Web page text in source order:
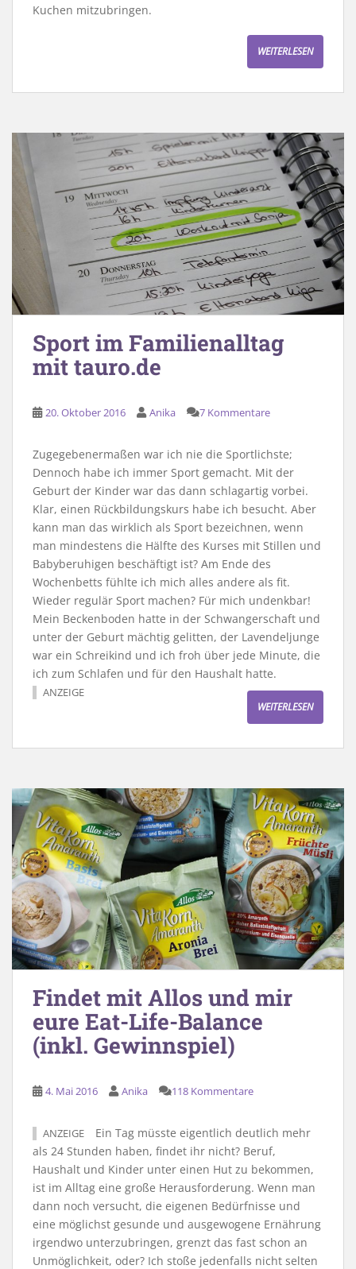
Kuchen mitzubringen.
WEITERLESEN
Sport im Familienalltag
mit tauro.de
20. Oktober 2016 Anika 7 Kommentare
Zugegebenermaßen war ich nie die Sportlichste;
Dennoch habe ich immer Sport gemacht. Mit der
Geburt der Kinder war das dann schlagartig vorbei.
Klar, einen Rückbildungskurs habe ich besucht. Aber
kann man das wirklich als Sport bezeichnen, wenn
man mindestens die Hälfte des Kurses mit Stillen und
Babyberuhigen beschäftigt ist? Am Ende des
Wochenbetts fühlte ich mich alles andere als fit.
Wieder regulär Sport machen? Für mich undenkbar!
Mein Beckenboden hatte in der Schwangerschaft und
unter der Geburt mächtig gelitten, der Lavendeljunge
war ein Schreikind und ich froh über jede Minute, die
ich zum Schlafen und für den Haushalt hatte.
ANZEIGE
WEITERLESEN
Findet mit Allos und mir
eure Eat-Life-Balance
(inkl. Gewinnspiel)
4. Mai 2016 Anika 118 Kommentare
ANZEIGE
Ein Tag müsste eigentlich deutlich mehr
als 24 Stunden haben, findet ihr nicht? Beruf,
Haushalt und Kinder unter einen Hut zu bekommen,
ist im Alltag eine große Herausforderung. Wenn man
dann noch versucht, die eigenen Bedürfnisse und
eine möglichst gesunde und ausgewogene Ernährung
irgendwo unterzubringen, grenzt das fast schon an
Unmöglichkeit, oder? Ich stoße jedenfalls nicht selten